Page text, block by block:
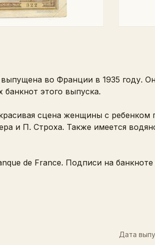
во Франции в 1935 году.
этого выпуска.
сцена женщины с
и П. Строха. Также имеется
de France. Подписи на
Дата